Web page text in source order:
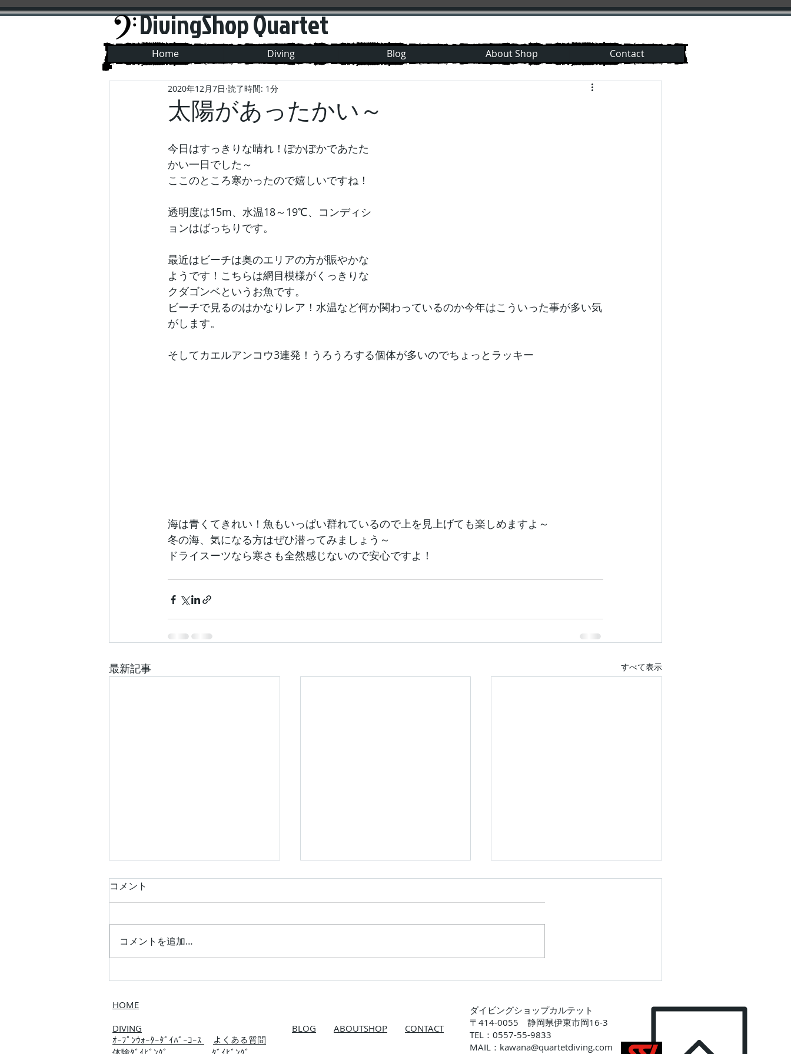
DivingShop Quartet
Home Diving Blog About Shop Contact
太陽があったかい～
2020年12月7日 読了時間: 1分
今日はすっきりな晴れ！ぽかぽかであたた
かい一日でした～
ここのところ寒かったので嬉しいですね！
透明度は15m、水温18～19℃、コンディシ
ョンはばっちりです。
最近はビーチは奥のエリアの方が賑やかな
ようです！こちらは網目模様がくっきりな
クダゴンベというお魚です。
ビーチで見るのはかなりレア！水温など何か関わっているのか今年はこういった事が多い気
がします。
そしてカエルアンコウ3連発！うろうろする個体が多いのでちょっとラッキー
海は青くてきれい！魚もいっぱい群れているので上を見上げても楽しめますよ～
冬の海、気になる方はぜひ潜ってみましょう～
ドライスーツなら寒さも全然感じないので安心ですよ！
最新記事 すべて表示
カメ三昧！
コメント
コメントを追加…
HOME
DIVING
BLOG ABOUTSHOP
CONTACT
ｵｰﾌﾟﾝｳｫｰﾀｰﾀﾞｲﾊﾞｰｺｰｽ
よくある質問​
ダイビングショップカルテット
〒414-0055 静岡県伊東市岡16-3
TEL：0557-55-9833
MAIL： kawana@quartetdiving.com